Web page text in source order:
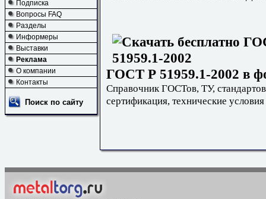
Подписка
Вопросы FAQ
Разделы
Информеры
Выставки
Реклама
О компании
Контакты
Поиск по сайту
ГОСТ Р 51959.1-2002 в
Справочник ГОСТов, ТУ,
сертификация, технические условия